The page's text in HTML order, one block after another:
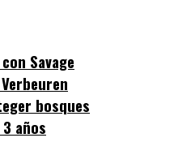
Savage
bosques
años